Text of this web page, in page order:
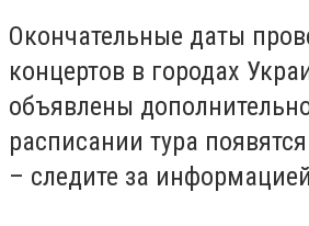
Окончательные даты
концертов в городах
объявлены
расписании тура
– следите за